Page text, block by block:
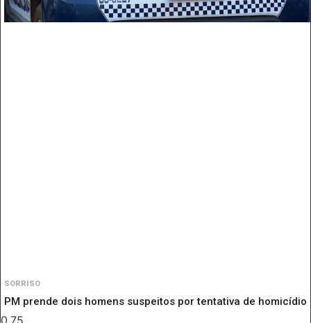
SORRISO
PM prende dois homens suspeitos por tentativa de homicídio